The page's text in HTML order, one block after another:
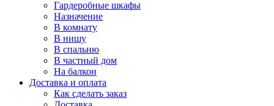
Гардеробные шкафы
Назначение
В комнату
В нишу
В спальню
В частный дом
На балкон
Доставка и оплата
Как сделать заказ